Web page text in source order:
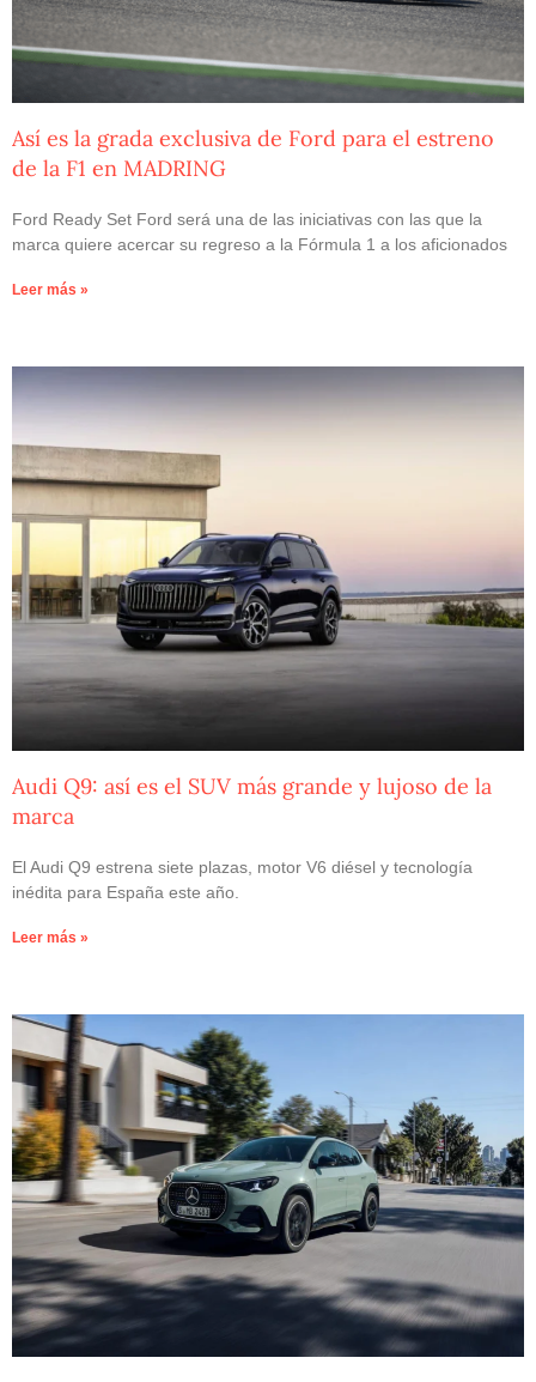
Así es la grada exclusiva de Ford para el estreno
de la F1 en MADRING
Ford Ready Set Ford será una de las iniciativas con las que la
marca quiere acercar su regreso a la Fórmula 1 a los aficionados
Leer más »
Audi Q9: así es el SUV más grande y lujoso de la
marca
El Audi Q9 estrena siete plazas, motor V6 diésel y tecnología
inédita para España este año.
Leer más »